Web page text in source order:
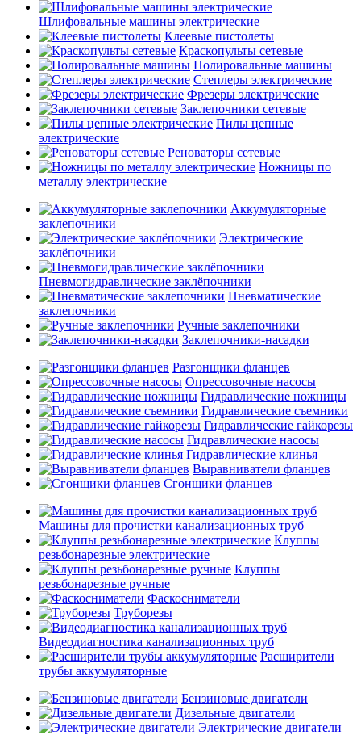
Шлифовальные машины электрические
Клеевые пистолеты
Краскопульты сетевые
Полировальные машины
Степлеры электрические
Фрезеры электрические
Заклепочники сетевые
Пилы цепные
электрические
Реноваторы сетевые
Ножницы по
металлу электрические
Аккумуляторные
заклепочники
Электрические
заклёпочники
Пневмогидравлические заклёпочники
Пневматические
заклепочники
Ручные заклепочники
Заклепочники-насадки
Разгонщики фланцев
Опрессовочные насосы
Гидравлические ножницы
Гидравлические съемники
Гидравлические гайкорезы
Гидравлические насосы
Гидравлические клинья
Выравниватели фланцев
Сгонщики фланцев
Машины для прочистки канализационных труб
Клуппы
резьбонарезные электрические
Клуппы
резьбонарезные ручные
Фаскосниматели
Труборезы
Видеодиагностика канализационных труб
Расширители
трубы аккумуляторные
Бензиновые двигатели
Дизельные двигатели
Электрические двигатели